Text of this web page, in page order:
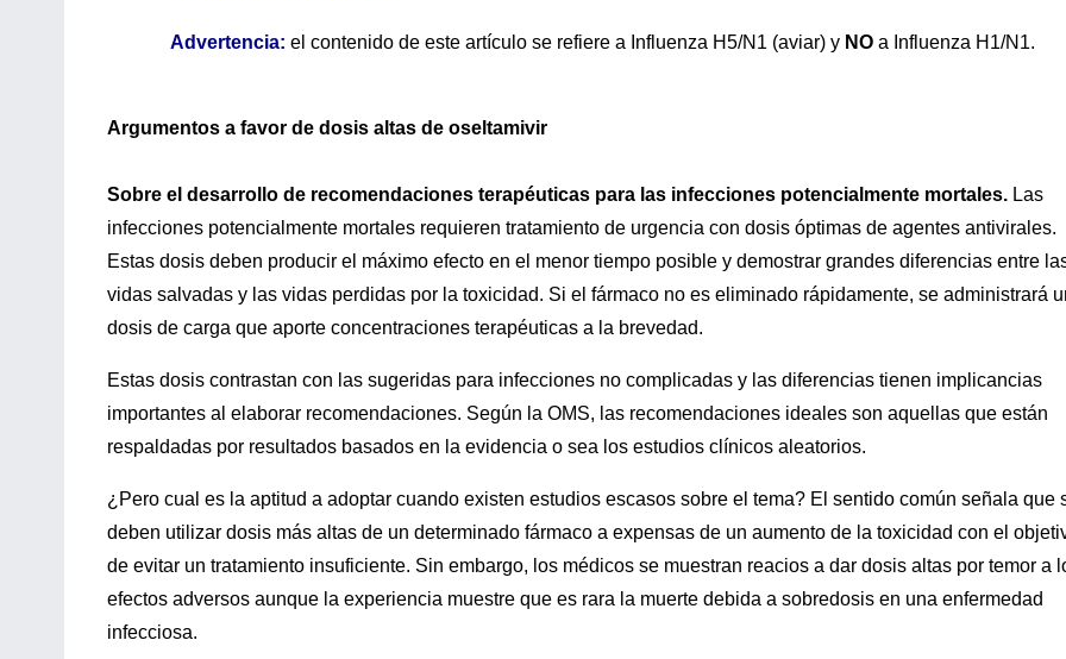
Advertencia: el contenido de este artículo se refiere a Influenza H5/N1 (aviar) yNO a Influenza H1/N1.
Argumentos a favor de dosis altas de oseltamivir
Sobre el desarrollo de recomendaciones terapéuticas para las infecciones potencialmente mortales. Las
infecciones potencialmente mortales requieren tratamiento de urgencia con dosis óptimas de agentes antivirales.
Estas dosis deben producir el máximo efecto en el menor tiempo posible y demostrar grandes diferencias entre
vidas salvadas y las vidas perdidas por la toxicidad. Si el fármaco no es eliminado rápidamente, se administrará
dosis de carga que aporte concentraciones terapéuticas a la brevedad.
Estas dosis contrastan con las sugeridas para infecciones no complicadas y las diferencias tienen implicancias
importantes al elaborar recomendaciones. Según la OMS, las recomendaciones ideales son aquellas que están
respaldadas por resultados basados en la evidencia o sea los estudios clínicos aleatorios.
¿Pero cual es la aptitud a adoptar cuando existen estudios escasos sobre el tema? El sentido común señala que
deben utilizar dosis más altas de un determinado fármaco a expensas de un aumento de la toxicidad con el
de evitar un tratamiento insuficiente. Sin embargo, los médicos se muestran reacios a dar dosis altas por temor a
efectos adversos aunque la experiencia muestre que es rara la muerte debida a sobredosis en una enfermedad
infecciosa.